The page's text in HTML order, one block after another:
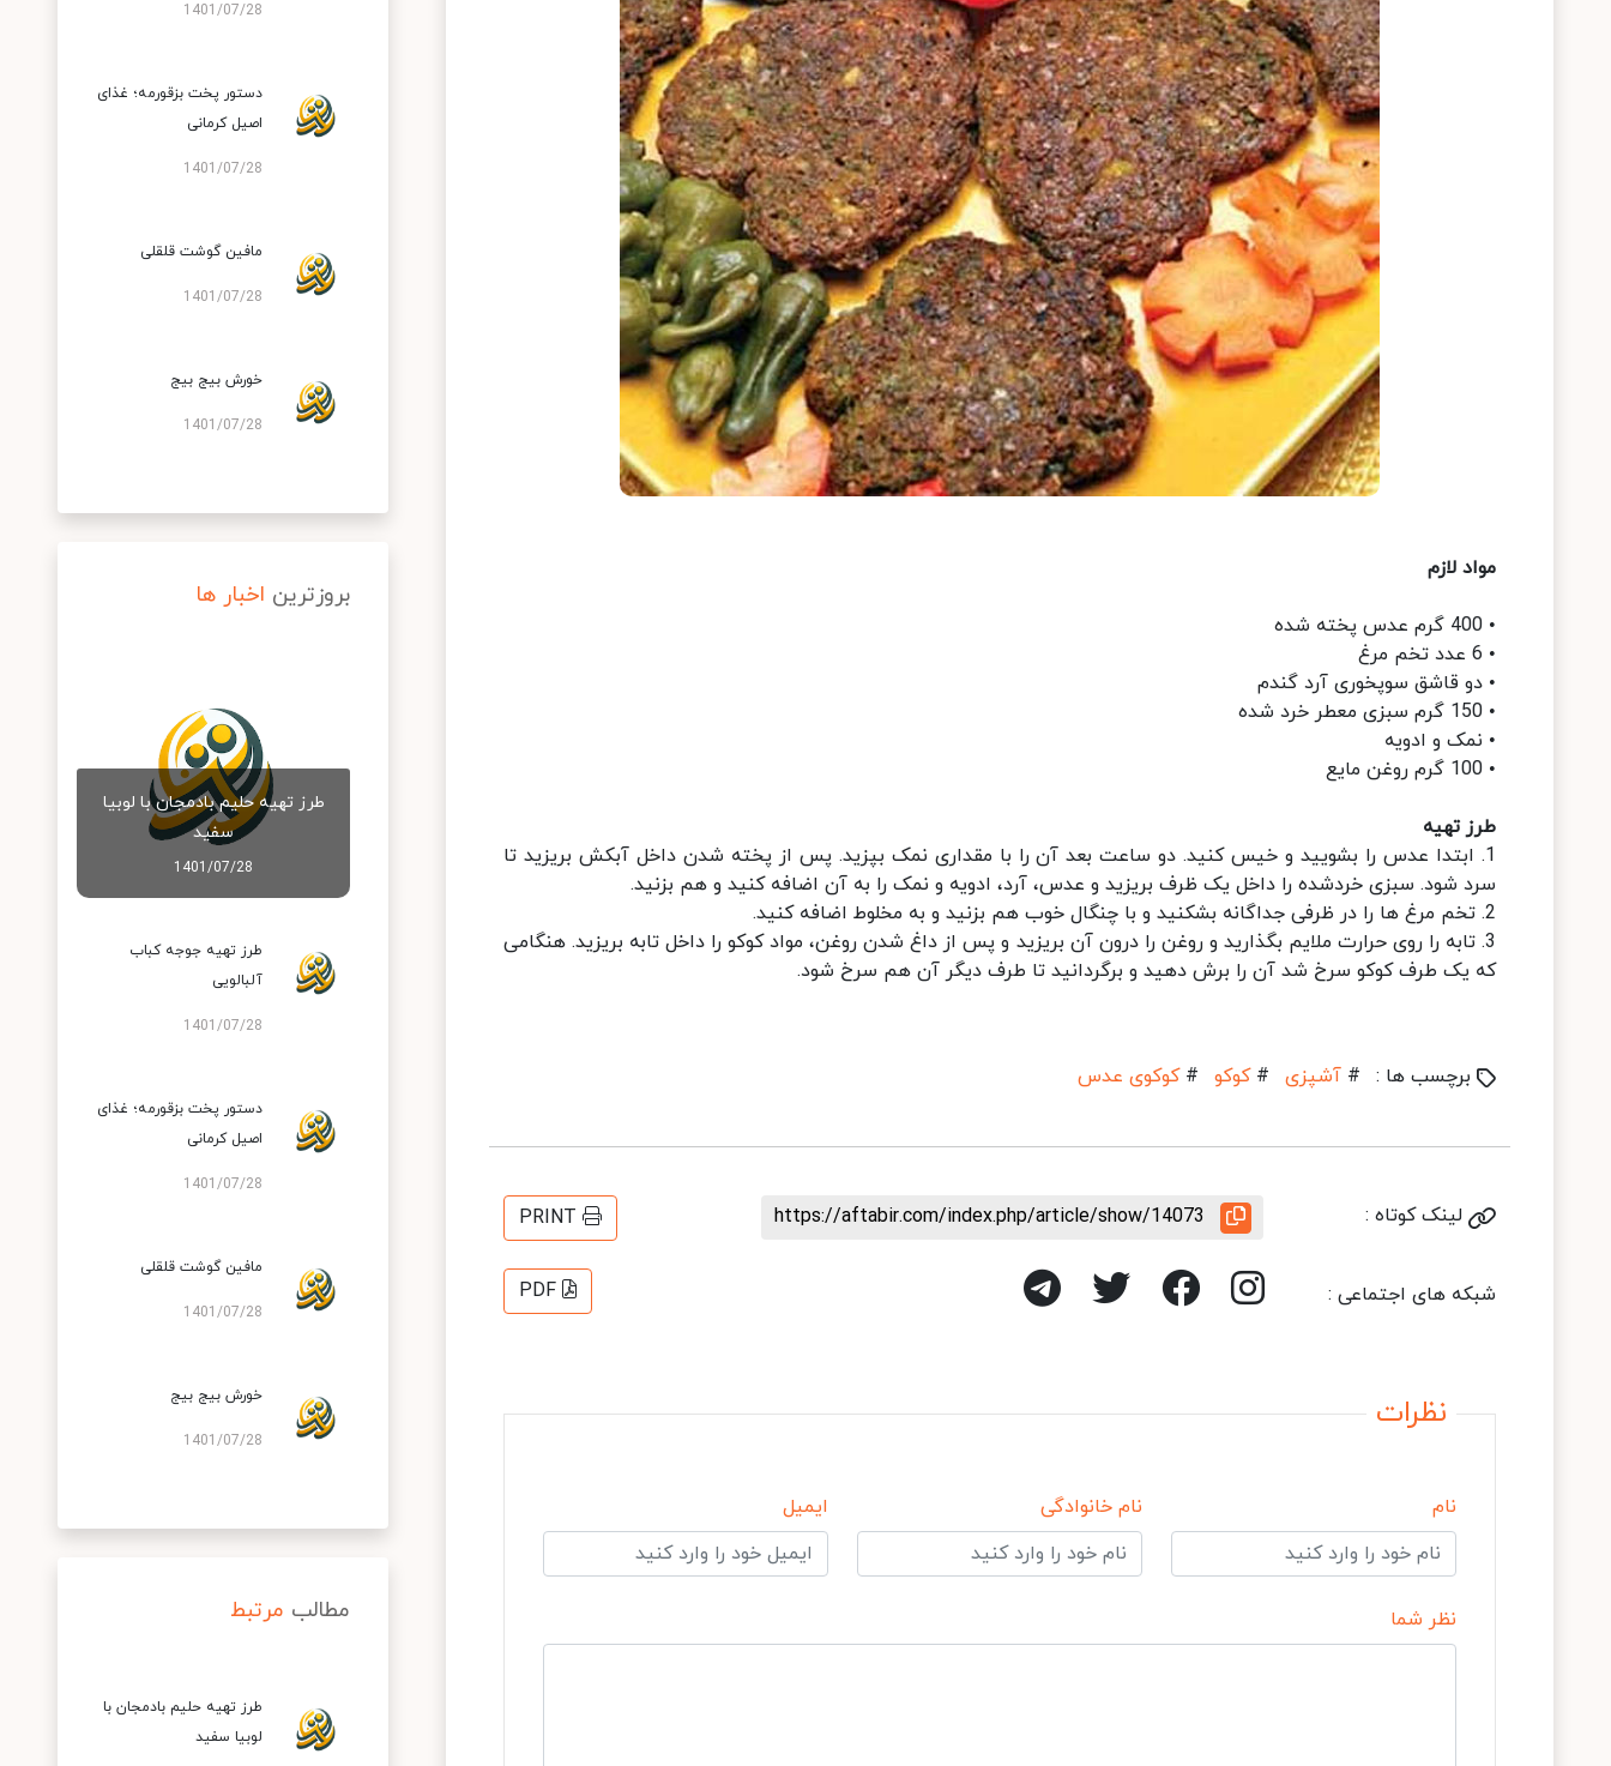
مواد لازم
• 400 گرم عدس پخته شده
• 6 عدد تخم مرغ
• دو قاشق سوپخوری آرد گندم
• 150 گرم سبزی معطر خرد شده
• نمک و ادویه
• 100 گرم روغن مایع
طرز تهیه
1. ابتدا عدس را بشویید و خیس کنید. دو ساعت بعد آن را با مقداری نمک بپزید. پس از پخته شدن داخل آبکش بریزید تا
سرد شود. سبزی خردشده را داخل یک ظرف بریزید و عدس، آرد، ادویه و نمک را به آن اضافه کنید و هم بزنید.
2. تخم مرغ ها را در ظرفی جداگانه بشکنید و با چنگال خوب هم بزنید و به مخلوط اضافه کنید.
3. تابه را روی حرارت ملایم بگذارید و روغن را درون آن بریزید و پس از داغ شدن روغن، مواد کوکو را داخل تابه بریزید. هنگامی
که یک طرف کوکو سرخ شد آن را برش دهید و برگردانید تا طرف دیگر آن هم سرخ شود.
برچسب ها : # آشپزی # کوکو # کوکوی عدس
لینک کوتاه : https://aftabir.com/index.php/article/show/14073
PRINT
شبکه های اجتماعی : PDF
نظرات
نام نام خانوادگی ایمیل
نظر شما
1401/07/28
دستور پخت بزقورمه؛ غذای
اصیل کرمانی
1401/07/28
مافین گوشت قلقلی
1401/07/28
خورش بیج بیج
1401/07/28
بروزترین اخبار ها
طرز تهیه حلیم بادمجان با لوبیا
سفید
1401/07/28
طرز تهیه جوجه کباب
آلبالویی
1401/07/28
دستور پخت بزقورمه؛ غذای
اصیل کرمانی
1401/07/28
مافین گوشت قلقلی
1401/07/28
خورش بیج بیج
1401/07/28
مطالب مرتبط
طرز تهیه حلیم بادمجان با
لوبیا سفید